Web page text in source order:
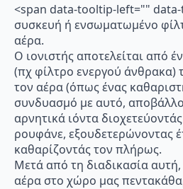
<span data-tooltip-left=""
συσκευή ή ενσωματωμένο
αέρα.
Ο ιονιστής αποτελείται από
(πχ φίλτρο ενεργού άνθρακα)
τον αέρα (όπως ένας
συνδυασμό με αυτό,
αρνητικά ιόντα
ρουφάνε, εξουδετερώνοντας
καθαρίζοντάς τον πλήρως.
Μετά από τη διαδικασία
αέρα στο χώρο μας